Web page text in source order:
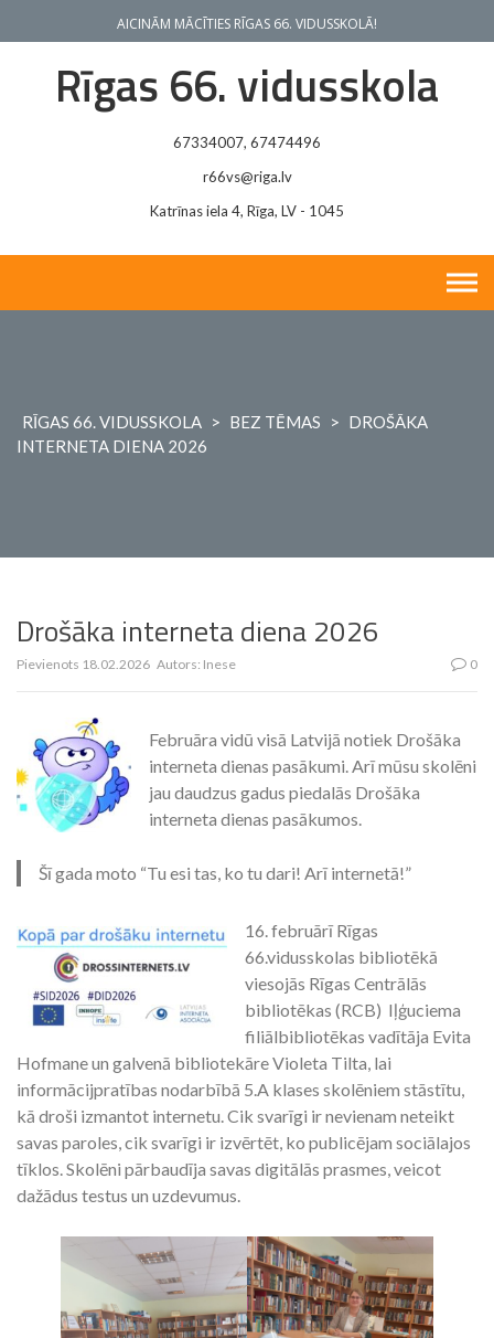
AICINĀM MĀCĪTIES RĪGAS 66. VIDUSSKOLĀ!
Rīgas 66. vidusskola
67334007, 67474496
r66vs@riga.lv
Katrīnas iela 4, Rīga, LV - 1045
RĪGAS 66. VIDUSSKOLA > BEZ TĒMAS > DROŠĀKA
INTERNETA DIENA 2026
Drošāka interneta diena 2026
Pievienots 18.02.2026 Autors: Inese 0
Februāra vidū visā Latvijā notiek Drošāka
interneta dienas pasākumi. Arī mūsu skolēni
jau daudzus gadus piedalās Drošāka
interneta dienas pasākumos.
Šī gada moto “Tu esi tas, ko tu dari! Arī internetā!”
16. februārī Rīgas
66.vidusskolas bibliotēkā
viesojās Rīgas Centrālās
bibliotēkas (RCB) Iļģuciema
filiālbibliotēkas vadītāja Evita
Hofmane un galvenā bibliotekāre Violeta Tilta, lai
informācijpratības nodarbībā 5.A klases skolēniem stāstītu,
kā droši izmantot internetu. Cik svarīgi ir nevienam neteikt
savas paroles, cik svarīgi ir izvērtēt, ko publicējam sociālajos
tīklos. Skolēni pārbaudīja savas digitālās prasmes, veicot
dažādus testus un uzdevumus.